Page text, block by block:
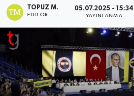
TOPUZ M.
EDITÖR
05.07.2025 - 15:34
YAYINLANMA
TÜRKİYE